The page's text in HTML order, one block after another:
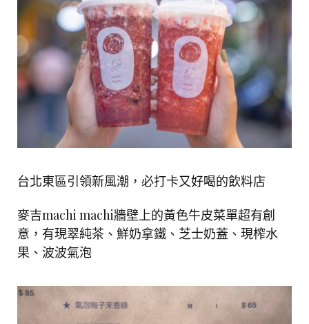
台北東區引領新風潮，必打卡又好喝的飲料店
麥吉machi machi牆壁上的黃色牛皮菜單超有創
意，有現翠純茶、鮮奶拿鐵、芝士奶蓋、現榨水
果、波波氣泡